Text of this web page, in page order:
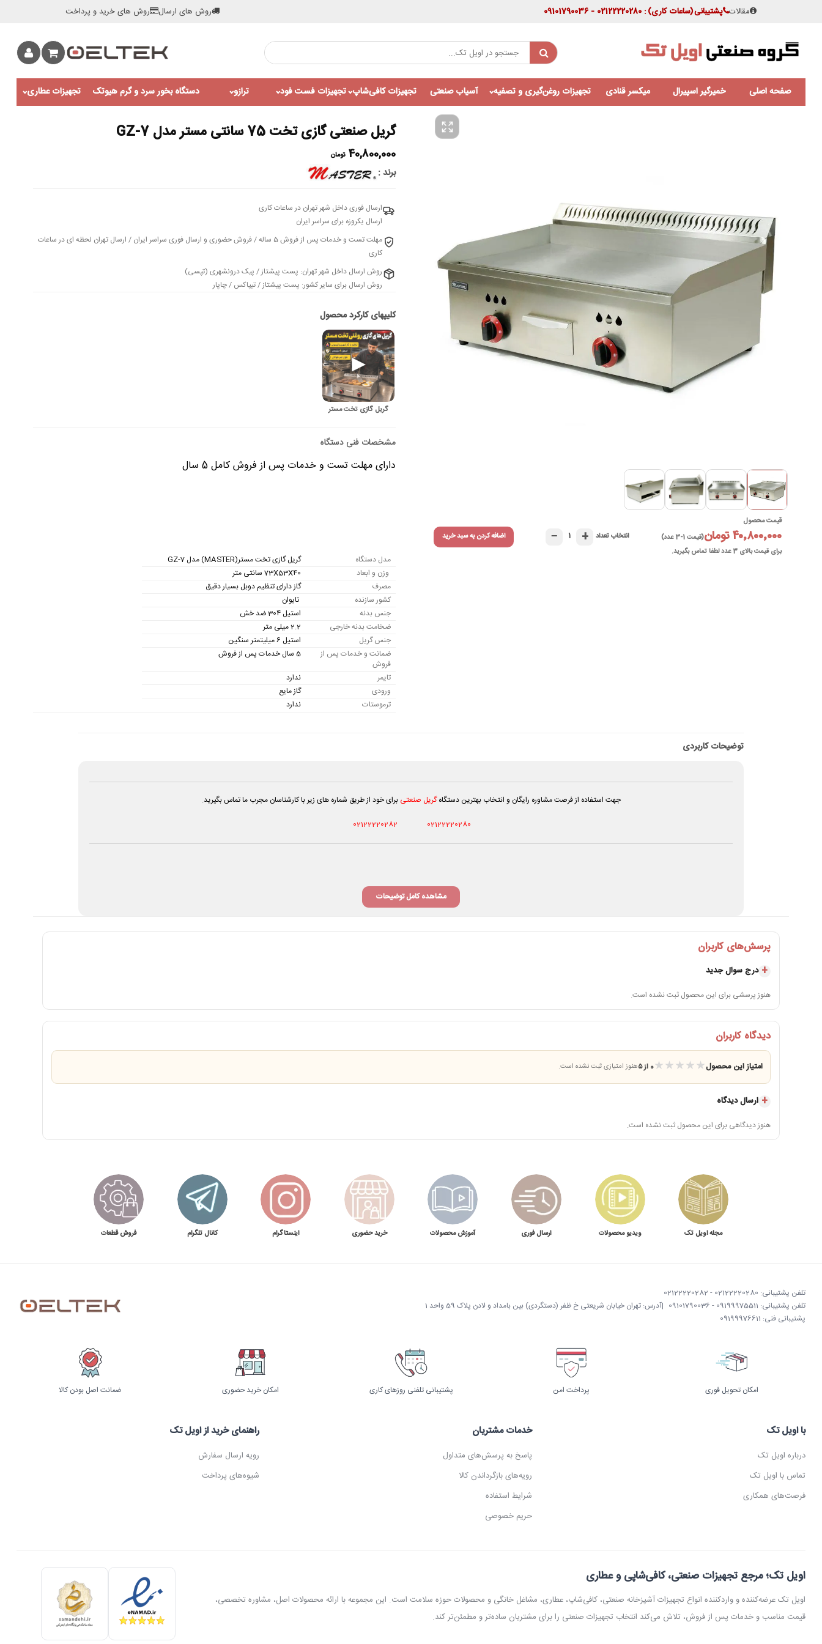
مقالات پشتیبانی(ساعات کاری): 02122220280 - 09101790036 روش های ارسال روش های خرید و پرداخت
صفحه اصلی خمیرگیر اسپیرال میکسر قنادی تجهیزات روغن‌گیری و تصفیه آسیاب صنعتی تجهیزات کافی‌شاپ تجهیزات فست فود ترازو دستگاه بخور سرد و گرم هیوتک تجهیزات عطاری
قیمت محصول
۴۰٬۸۰۰٬۰۰۰ تومان (قیمت 1-3 عدد) انتخاب تعداد + ۱ − اضافه کردن به سبد خرید
برای قیمت بالای 3 عدد لطفا تماس بگیرید.
گریل صنعتی گازی تخت 75 سانتی مستر مدل GZ-7
40,800,000 تومان
برند
ارسال فوری داخل شهر تهران در ساعات کاری
ارسال یکروزه برای سراسر ایران
مهلت تست و خدمات پس از فروش 5 ساله / فروش حضوری و ارسال فوری سراسر ایران / ارسال تهران لحظه ای در ساعات
کاری
روش ارسال داخل شهر تهران: پست پیشتاز / پیک درونشهری (تپسی)
روش ارسال برای سایر کشور: پست پیشتاز / تیپاکس / چاپار
گریل گازی تخت مستر
دارای مهلت تست و خدمات پس از فروش کامل 5 سال
مدل دستگاه
گریل گازی تخت مستر(MASTER) مدل GZ-7
وزن و ابعاد
73X53X40 سانتی متر
مصرف
گاز دارای تنظیم دوبل بسیار دقیق
کشور سازنده
تایوان
جنس بدنه
استیل 304 ضد خش
ضخامت بدنه خارجی
2.2 میلی متر
جنس گریل
استیل 6 میلیتمتر سنگین
ضمانت و خدمات پس از
فروش
5 سال خدمات پس از فروش
تایمر
ندارد
ورودی
گاز مایع
ترموستات
ندارد
توضیحات کاربردی
جهت استفاده از فرصت مشاوره رایگان و انتخاب بهترین دستگاهگریل صنعتی برای خود از طریق شماره های زیر با کارشناسان مجرب ما تماس بگیرید.
02122220280
02122220282
مشاهده کامل توضیحات
پرسش‌های کاربران
درج سوال جدید
هنوز پرسشی برای این محصول ثبت نشده است.
دیدگاه کاربران
امتیاز این محصول ★★★★★ 0 از ۵ هنوز امتیازی ثبت نشده است.
ارسال دیدگاه
هنوز دیدگاهی برای این محصول ثبت نشده است.
مجله اویل تک ویدیو محصولات ارسال فوری آموزش محصولات خرید حضوری اینستاگرام کانال تلگرام فروش قطعات
تلفن پشتیبانی: 02122220280 - 02122220282
تلفن پشتیبانی: 09199975511 - 09101790036
پشتیبانی فنی: 09199976611
|آدرس: تهران خیابان شریعتی خ ظفر (دستگردی) بین بامداد و لادن پلاک 59 واحد 1
امکان تحویل فوری پرداخت امن پشتیبانی تلفنی روزهای کاری امکان خرید حضوری ضمانت اصل بودن کالا
با اویل تک
درباره اویل تک
تماس با اویل تک
فرصت‌های همکاری
خدمات مشتریان
پاسخ به پرسش‌های متداول
رویه‌های بازگرداندن کالا
شرایط استفاده
حریم خصوصی
راهنمای خرید از اویل تک
رویه ارسال سفارش
شیوه‌های پرداخت
اویل تک؛ مرجع تجهیزات صنعتی، کافی‌شاپی و عطاری
اویل تک عرضه‌کننده و واردکننده انواع تجهیزات آشپزخانه صنعتی، کافی‌شاپ، عطاری، مشاغل خانگی و محصولات حوزه سلامت است. این مجموعه با ارائه محصولات اصل، مشاوره تخصصی،